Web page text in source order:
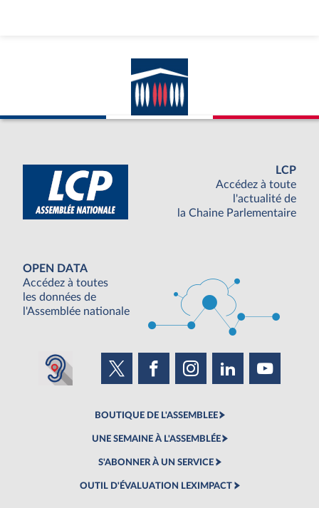
LCP
Accédez à toute
l'actualité de
la Chaine Parlementaire
OPEN DATA
Accédez à toutes
les données de
l'Assemblée nationale
BOUTIQUE DE L'ASSEMBLEE
UNE SEMAINE À L'ASSEMBLÉE
S'ABONNER À UN SERVICE
OUTIL D'ÉVALUATION LEXIMPACT